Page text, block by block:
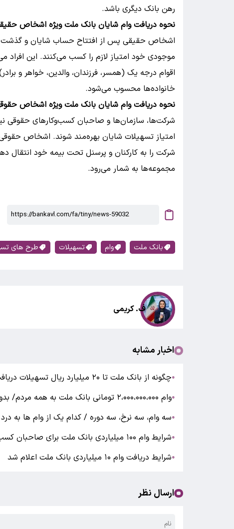
رهن بانک دیگری باشد.
نحوه دریافت وام شایان بانک ملت ویژه اشخاص
موجودی خود امتیاز لازم را کسب می‌کنند. این افراد
اقوام درجه یک (همسر، فرزندان، والدین، خواهر و
خانواده‌ها محسوب می‌شود.
نحوه دریافت وام شایان بانک ملت ویژه اشخاص
شرکت‌ها، سازمان‌ها و صاحبان کسب‌وکارهای حقوقی
امتیاز تسهیلات شایان بهره‌مند شوند. اشخاص
شرکت را به کارکنان و پرسنل تحت بیمه خود انتقال
مجموعه‌ها به شمار می‌رود.
بانک ملت وام تسهیلات طرح های
ف. کریمی
اخبار مشابه
●چگونه از بانک ملت تا ۲۰ میلیارد ریال تسهیلات دریافت کنیم ؟
●وام ۲،۰۰۰،۰۰۰،۰۰۰ تومانی بانک ملت به همه مردم/ بدون ضامن وام بگیرید
●سه وام، سه نرخ، سه دوره / کدام یک از وام‌ ها به
●شرایط وام ۱۰۰ میلیاردی بانک ملت برای صاحبان کسب‌وکار
●شرایط دریافت وام ۱۰ میلیاردی بانک ملت اعلام شد
ارسال نظر